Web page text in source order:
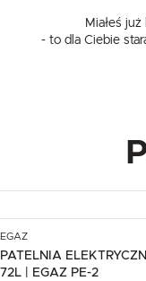
Miałeś
- to dla Ciebie
EGAZ
PATELNIA
72L | EGAZ PE-2
Analityczne pliki
Cookies
nam na ocenę
Zgromadzone
pliki cookies
naszych partnerów.
Promocyjne pliki
Twoich
oraz innych